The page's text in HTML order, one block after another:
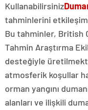
Kullanabilirsiniz
tahminlerini
Bu tahminler, British
Tahmin Araştırma
desteğiyle
atmosferik koşullar
orman yangını
alanları ve ilişkili